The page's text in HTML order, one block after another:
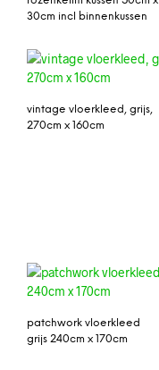
30cm incl binnenkussen
vintage vloerkleed, grijs,
270cm x 160cm
patchwork vloerkleed
grijs 240cm x 170cm